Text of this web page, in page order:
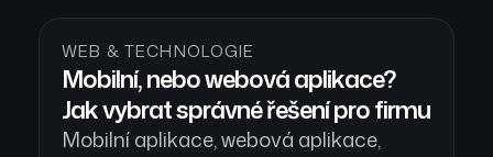
WEB & TECHNOLOGIE
Mobilní, nebo webová aplikace?
Jak vybrat správné řešení pro firmu
Mobilní aplikace, webová aplikace,